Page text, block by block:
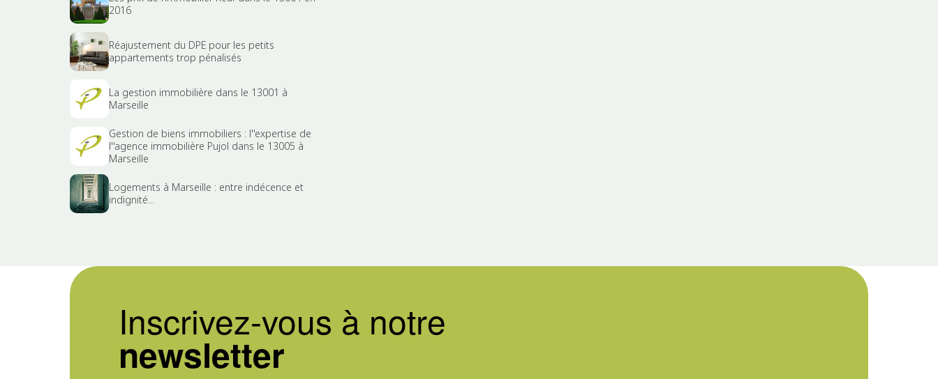
2016
Réajustement du DPE pour les petits
appartements trop pénalisés
La gestion immobilière dans le 13001 à
Marseille
Gestion de biens immobiliers : l''expertise de
l''agence immobilière Pujol dans le 13005 à
Marseille
Logements à Marseille : entre indécence et
indignité...
Inscrivez-vous à notre
newsletter